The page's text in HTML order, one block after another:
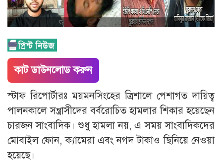
কাট ডাউনলোড করুন
স্টাফ রিপোর্টারঃ ময়মনসিংহের ত্রিশালে পেশাগত দায়িত্ব
পালনকালে সন্ত্রাসীদের বর্বরোচিত হামলার শিকার হয়েছেন
চারজন সাংবাদিক। শুধু হামলা নয়, এ সময় সাংবাদিকদের
মোবাইল ফোন, ক্যামেরা এবং নগদ টাকাও ছিনিয়ে নেওয়া
হয়েছে।